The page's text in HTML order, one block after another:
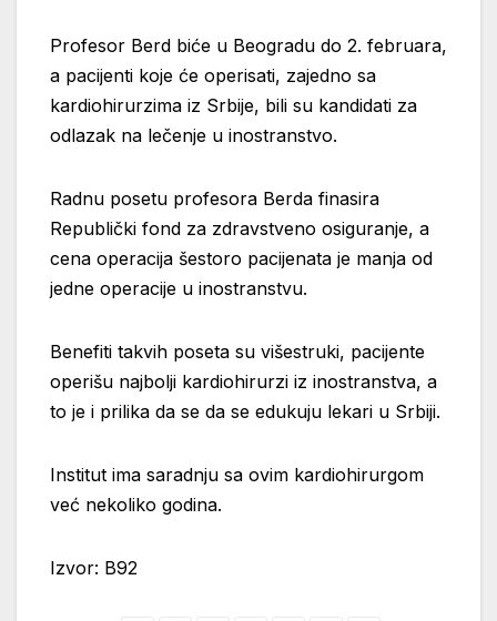
Profesor Berd biće u Beogradu do 2. februara,
a pacijenti koje će operisati, zajedno sa
kardiohirurzima iz Srbije, bili su kandidati za
odlazak na lečenje u inostranstvo.
Radnu posetu profesora Berda finasira
Republički fond za zdravstveno osiguranje, a
cena operacija šestoro pacijenata je manja od
jedne operacije u inostranstvu.
Benefiti takvih poseta su višestruki, pacijente
operišu najbolji kardiohirurzi iz inostranstva, a
to je i prilika da se da se edukuju lekari u Srbiji.
Institut ima saradnju sa ovim kardiohirurgom
već nekoliko godina.
Izvor: B92